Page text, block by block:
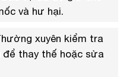
và hư hại.
xuyên kiểm tra
để thay thế hoặc sửa